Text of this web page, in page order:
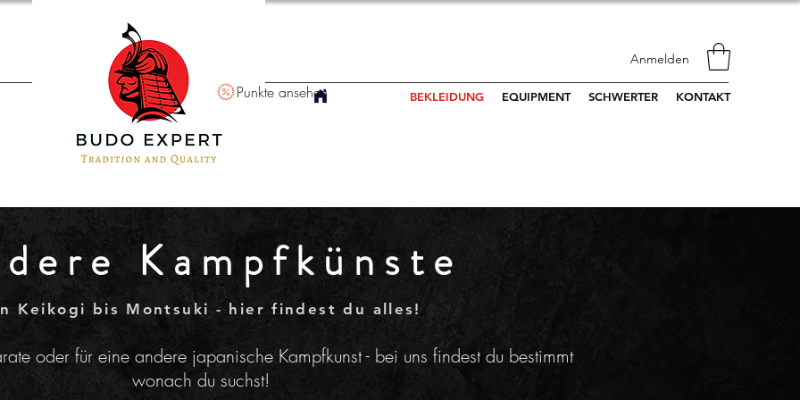
BEKLEIDUNG EQUIPMENT SCHWERTER KONTAKT
Anmelden
Punkte ansehen
Kampfkünste
Keikogi bis Montsuki - hier findest du alles!
oder für eine andere japanische Kampfkunst - bei uns findest du bestimmt
wonach du suchst!